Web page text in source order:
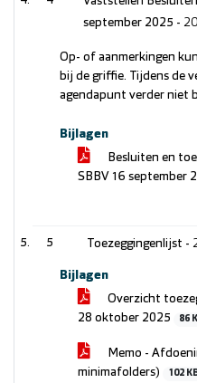
september 2025 -
Op- of aanmerkingen
bij de griffie. Tijdens de
agendapunt verder niet
Bijlagen
Besluiten en
SBBV 16 september
5 Toezeggingenlijst -
Bijlagen
Overzicht
28 oktober 2025
86
Memo -
minimafolders)
102